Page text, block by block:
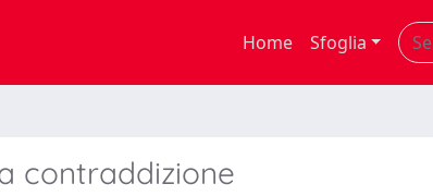
Home Sfoglia
contraddizione